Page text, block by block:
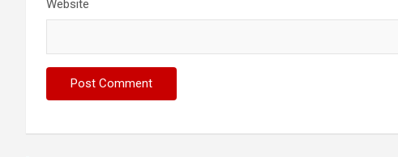
Website